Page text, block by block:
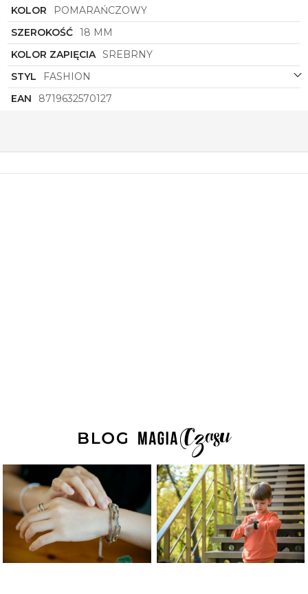
KOLOR
POMARAŃCZOWY
SZEROKOŚĆ 18 MM
KOLOR ZAPIĘCIA SREBRNY
STYL
FASHION
EAN
8719632570127